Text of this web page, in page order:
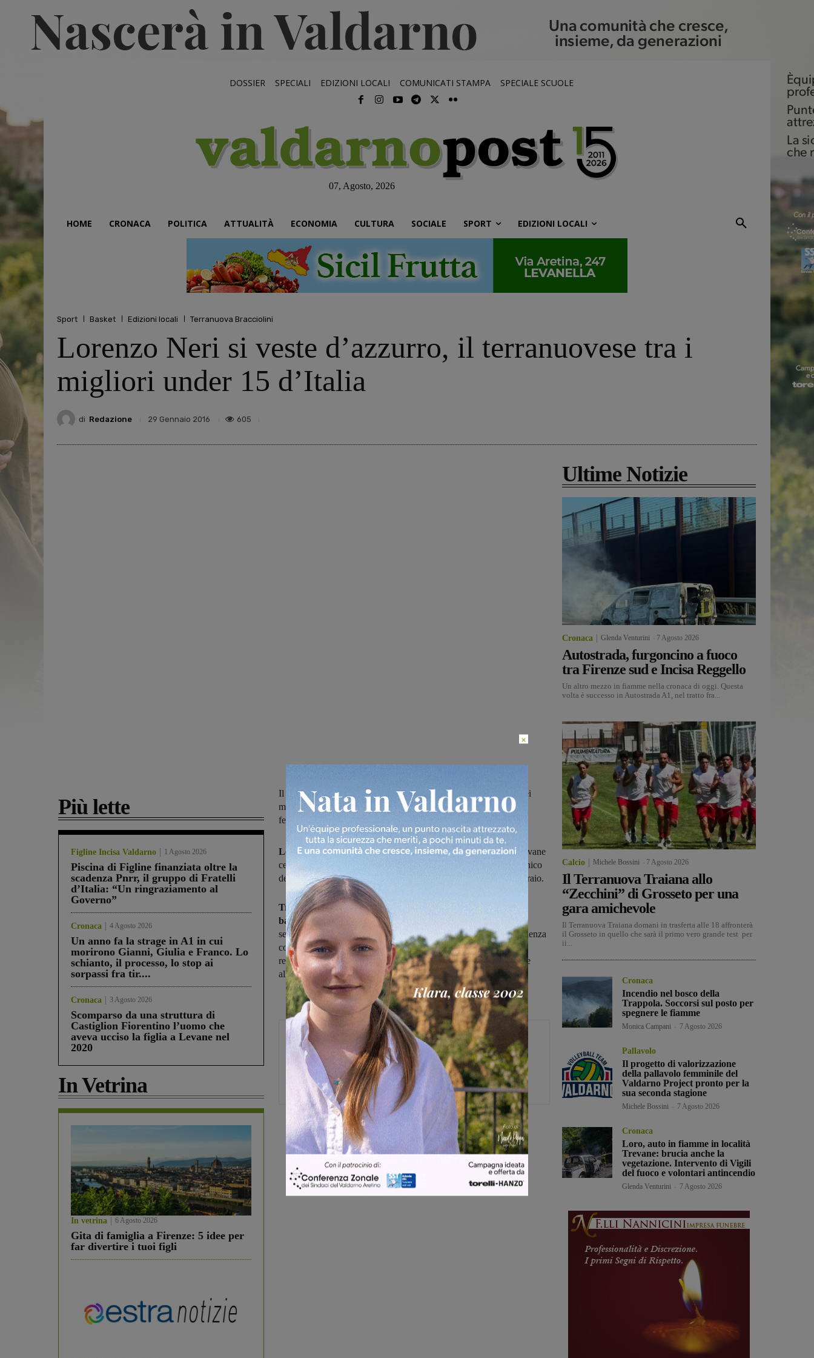
DOSSIER SPECIALI EDIZIONI LOCALI COMUNICATI STAMPA SPECIALE SCUOLE
07, Agosto, 2026
HOME CRONACA POLITICA ATTUALITÀ ECONOMIA CULTURA SOCIALE SPORT EDIZIONI LOCALI
Sport Basket Edizioni locali Terranuova Bracciolini
Lorenzo Neri si veste d’azzurro, il terranuovese tra i
migliori under 15 d’Italia
di Redazione 29 Gennaio 2016 605
Più lette
Figline Incisa Valdarno 1 Agosto 2026
Piscina di Figline finanziata oltre la
scadenza Pnrr, il gruppo di Fratelli
d’Italia: “Un ringraziamento al
Governo”
Cronaca 4 Agosto 2026
Un anno fa la strage in A1 in cui
morirono Gianni, Giulia e Franco. Lo
schianto, il processo, lo stop ai
sorpassi fra tir....
Cronaca 3 Agosto 2026
Scomparso da una struttura di
Castiglion Fiorentino l’uomo che
aveva ucciso la figlia a Levane nel
2020
In Vetrina
In vetrina 6 Agosto 2026
Gita di famiglia a Firenze: 5 idee per
far divertire i tuoi figli
Il giovane cestista del Basket Terranuova parteciperà al raduno dei
migliori talenti del Centro-Sud in programma a Caserta dal 5 al 7
febbraio
Lorenzo Neri del Basket Terranuova si veste d'azzurro: il giovane
cestista è stato infatti convocato al raduno di perfezionamento tecnico
della Nazionale Under 15 in programma a Caserta dal 5 al 7 febbraio.
Tre giorni di allenamenti riservati a tutti i migliori talenti del
basket giovanile delle regioni del Centro-Sud e delle Isole
selezionati da coach Andrea Capobianco, tecnico di grande esperienza
con tanti anni da capo allenatore in Serie A alle spalle, da tempo
responsabile delle Nazionali giovanili e di recente nominato anche
allenatore della Nazionale femminile maggiore.
Redazione
Share
Ultime Notizie
Cronaca Glenda Venturini 7 Agosto 2026
Autostrada, furgoncino a fuoco
tra Firenze sud e Incisa Reggello
Un altro mezzo in fiamme nella cronaca di oggi. Questa
volta è successo in Autostrada A1, nel tratto fra...
Calcio Michele Bossini 7 Agosto 2026
Il Terranuova Traiana allo
“Zecchini” di Grosseto per una
gara amichevole
Il Terranuova Traiana domani in trasferta alle 18 affronterà
il Grosseto in quello che sarà il primo vero grande test per
ii...
Cronaca
Incendio nel bosco della
Trappola. Soccorsi sul posto per
spegnere le fiamme
Monica Campani 7 Agosto 2026
Pallavolo
Il progetto di valorizzazione
della pallavolo femminile del
Valdarno Project pronto per la
sua seconda stagione
Michele Bossini 7 Agosto 2026
Cronaca
Loro, auto in fiamme in località
Trevane: brucia anche la
vegetazione. Intervento di Vigili
del fuoco e volontari antincendio
Glenda Venturini 7 Agosto 2026
×